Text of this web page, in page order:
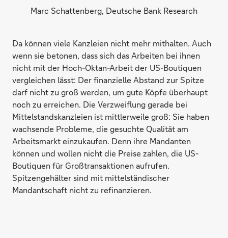
Marc Schattenberg, Deutsche Bank Research
Da können viele Kanzleien nicht mehr mithalten. Auch
wenn sie betonen, dass sich das Arbeiten bei ihnen
nicht mit der Hoch-Oktan-Arbeit der US-Boutiquen
vergleichen lässt: Der finanzielle Abstand zur Spitze
darf nicht zu groß werden, um gute Köpfe überhaupt
noch zu erreichen. Die Verzweiflung gerade bei
Mittelstandskanzleien ist mittlerweile groß: Sie haben
wachsende Probleme, die gesuchte Qualität am
Arbeitsmarkt einzukaufen. Denn ihre Mandanten
können und wollen nicht die Preise zahlen, die US-
Boutiquen für Großtransaktionen aufrufen.
Spitzengehälter sind mit mittelständischer
Mandantschaft nicht zu refinanzieren.